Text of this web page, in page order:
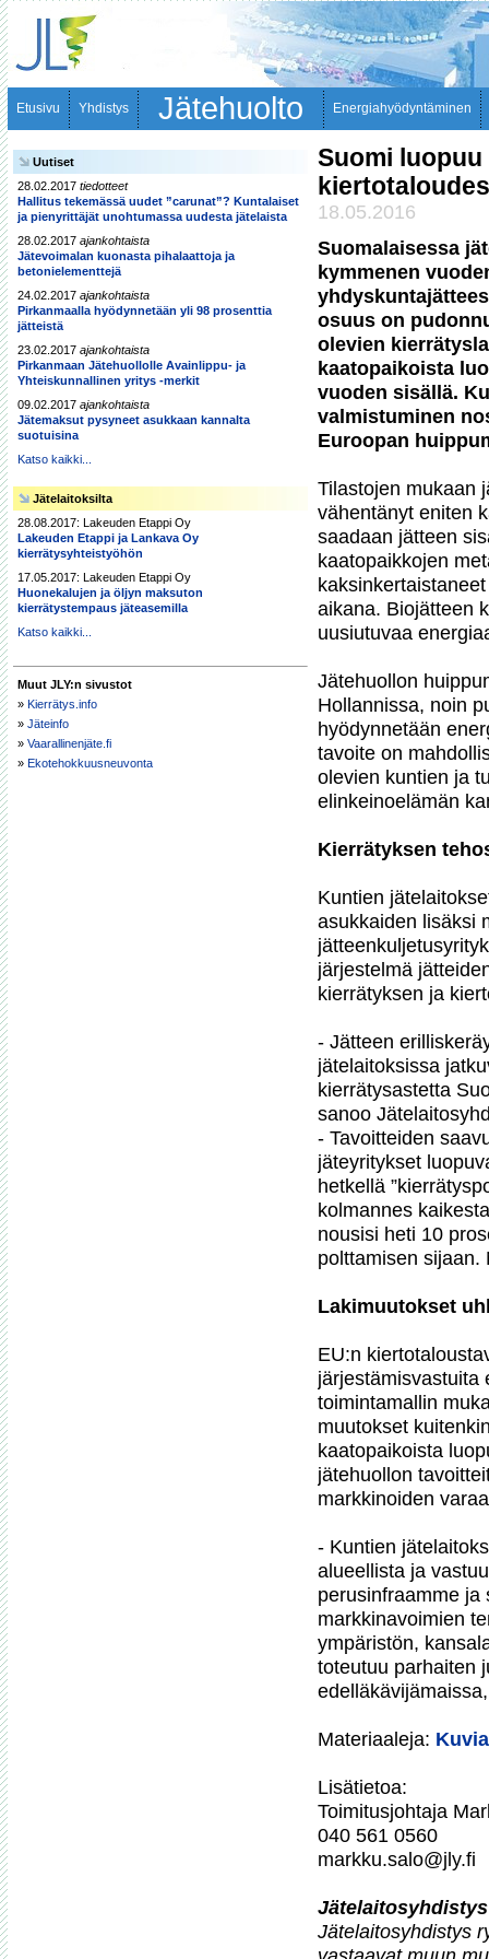
Etusivu Yhdistys Jätehuolto Energiahyödyntäminen
Uutiset
28.02.2017 tiedotteet
Hallitus tekemässä uudet ”carunat”? Kuntalaiset
ja pienyrittäjät unohtumassa uudesta jätelaista
28.02.2017 ajankohtaista
Jätevoimalan kuonasta pihalaattoja ja
betonielementtejä
24.02.2017 ajankohtaista
Pirkanmaalla hyödynnetään yli 98 prosenttia
jätteistä
23.02.2017 ajankohtaista
Pirkanmaan Jätehuollolle Avainlippu- ja
Yhteiskunnallinen yritys -merkit
09.02.2017 ajankohtaista
Jätemaksut pysyneet asukkaan kannalta
suotuisina
Katso kaikki...
Jätelaitoksilta
28.08.2017: Lakeuden Etappi Oy
Lakeuden Etappi ja Lankava Oy
kierrätysyhteistyöhön
17.05.2017: Lakeuden Etappi Oy
Huonekalujen ja öljyn maksuton
kierrätystempaus jäteasemilla
Katso kaikki...
Muut JLY:n sivustot
» Kierrätys.info
» Jäteinfo
» Vaarallinenjäte.fi
» Ekotehokkuusneuvonta
Suomi
18.05.2016
Suomalaisessa
kymmenen
osuus on
olevien
kaatopaikoista
vuoden sisällä.
valmistuminen
Euroopan
Tilastojen mukaan
vähentänyt eniten
saadaan jätteen
kaatopaikkojen
aikana. Biojätteen
uusiutuvaa
Jätehuollon
Hollannissa, noin
hyödynnetään
tavoite on
olevien kuntien ja
elinkeinoelämän
Kierrätyksen
Kuntien
asukkaiden lisäksi
järjestelmä
kierrätyksen ja
- Jätteen
jätelaitoksissa
kierrätysastetta
sanoo
- Tavoitteiden
jäteyritykset
hetkellä
kolmannes
nousisi heti 10
polttamisen sijaan.
Lakimuutokset
EU:n
järjestämisvastuita
toimintamallin
muutokset
kaatopaikoista
jätehuollon
markkinoiden
- Kuntien
alueellista ja
perusinfraamme ja
markkinavoimien
ympäristön,
toteutuu parhaiten
Materiaaleja:
Lisätietoa:
Toimitusjohtaja
040 561 0560
markku.salo@jly.fi
Jätelaitosyhdistys
Jätelaitosyhdistys